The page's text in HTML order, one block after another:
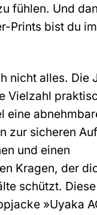
fühlen. Und
Prints bist du
nicht alles. Die
Vielzahl
eine
zur sicheren
und einen
Kragen, der
schützt.
»Uyaka